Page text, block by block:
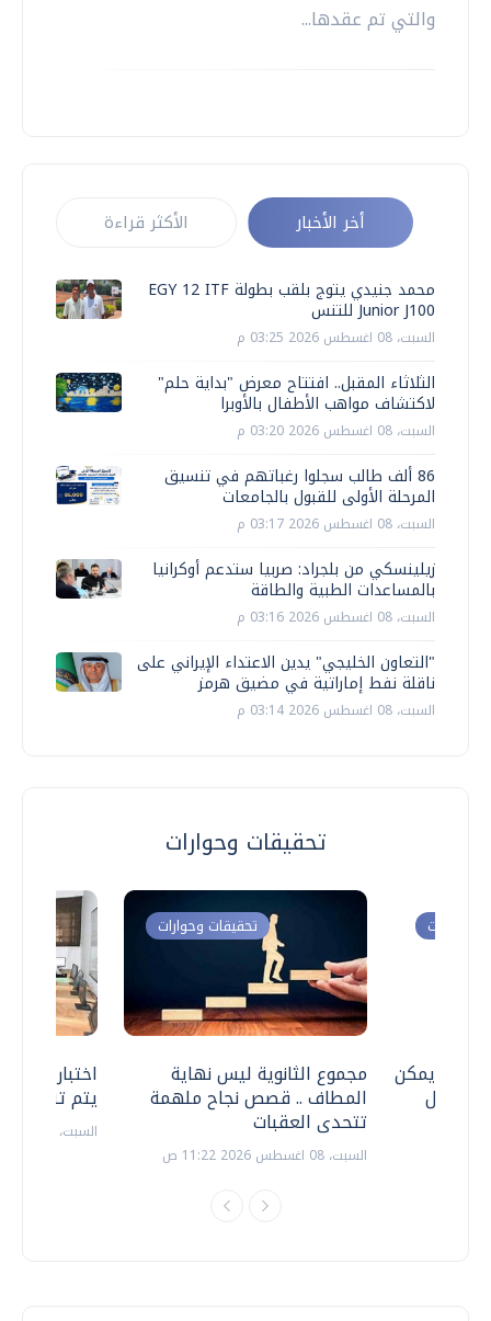
والتي تم عقدها...
أخر الأخبار الأكثر قراءة
محمد جنيدي يتوج بلقب بطولة EGY 12 ITF
Junior J100 للتنس
السبت، 08 اغسطس 2026 03:25 م
الثلاثاء المقبل.. افتتاح معرض "بداية حلم"
لاكتشاف مواهب الأطفال بالأوبرا
السبت، 08 اغسطس 2026 03:20 م
86 ألف طالب سجلوا رغباتهم في تنسيق
المرحلة الأولى للقبول بالجامعات
السبت، 08 اغسطس 2026 03:17 م
زيلينسكي من بلجراد: صربيا ستدعم أوكرانيا
بالمساعدات الطبية والطاقة
السبت، 08 اغسطس 2026 03:16 م
"التعاون الخليجي" يدين الاعتداء الإيراني على
ناقلة نفط إماراتية في مضيق هرمز
السبت، 08 اغسطس 2026 03:14 م
تحقيقات وحوارات
اختبارات
يتم
السبت، 18 يوليو 2026 09:22 ص
تحقيقات وحوارات
مجموع الثانوية ليس نهاية
المطاف .. قصص نجاح ملهمة
تتحدى العقبات
السبت، 08 اغسطس 2026 11:22 ص
وحوارات
.. هل يمكن
نتعامل